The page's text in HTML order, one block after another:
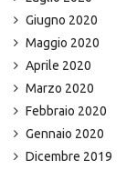
Giugno 2020
Maggio 2020
Aprile 2020
Marzo 2020
Febbraio 2020
Gennaio 2020
Dicembre 2019